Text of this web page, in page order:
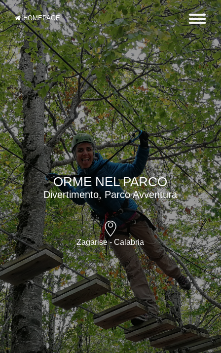
HOMEPAGE
ORME NEL PARCO
Divertimento, Parco Avventura
Zagarise - Calabria